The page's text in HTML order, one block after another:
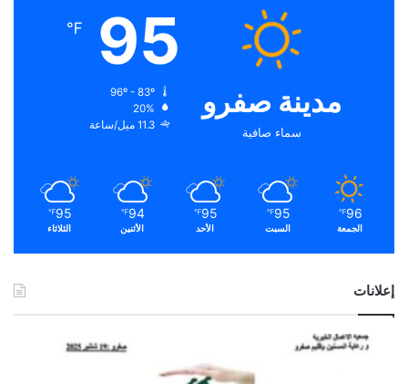
مدينة صفرو
سماء صافية
95
℉
20%
11.3 ميل/ساعة
96
℉
الجمعة
95
℉
السبت
95
℉
الأحد
94
℉
الأثنين
95
℉
الثلاثاء
إعلانات